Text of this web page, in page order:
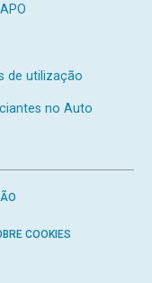
de utilização
no Auto
COOKIES